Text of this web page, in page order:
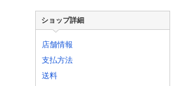
ショップ詳細
店舗情報
支払方法
送料